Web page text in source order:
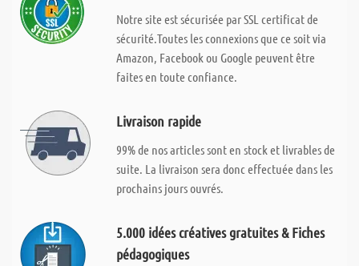
Notre site est sécurisée par SSL certificat de
sécurité.Toutes les connexions que ce soit via
Amazon, Facebook ou Google peuvent être
faites en toute confiance.
Livraison rapide
99% de nos articles sont en stock et livrables de
suite. La livraison sera donc effectuée dans les
prochains jours ouvrés.
5.000 idées créatives gratuites & Fiches
pédagogiques